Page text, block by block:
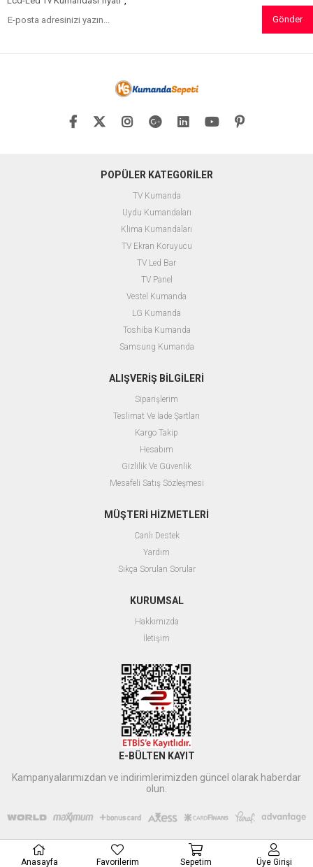
Gönder
POPÜLER KATEGORİLER
TV Kumanda
Uydu Kumandaları
Klima Kumandaları
TV Ekran Koruyucu
TV Led Bar
TV Panel
Vestel Kumanda
LG Kumanda
Toshiba Kumanda
Samsung Kumanda
ALIŞVERİŞ BİLGİLERİ
Siparişlerim
Teslimat Ve İade Şartları
Kargo Takip
Hesabım
Gizlilik Ve Güvenlik
Mesafeli Satış Sözleşmesi
MÜŞTERİ HİZMETLERİ
Canlı Destek
Yardım
Sıkça Sorulan Sorular
KURUMSAL
Hakkımızda
İletişim
E-BÜLTEN KAYIT
Kampanyalarımızdan ve indirimlerimizden güncel olarak haberdar
olun.
Xbyildirim tarafından düzenlenmiştir
Anasayfa Favorilerim Sepetim Üye Girişi